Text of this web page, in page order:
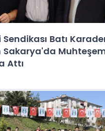
Batı
Sakarya'da
Attı